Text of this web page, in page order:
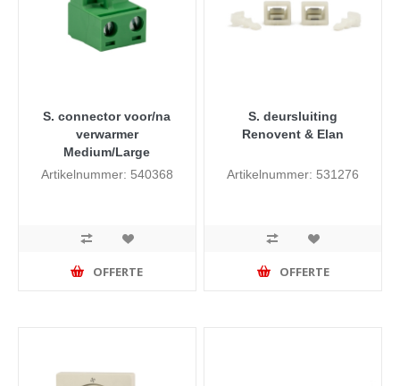
S. connector voor/na
verwarmer
Medium/Large
Artikelnummer: 540368
OFFERTE
S. deursluiting
Renovent & Elan
Artikelnummer: 531276
OFFERTE